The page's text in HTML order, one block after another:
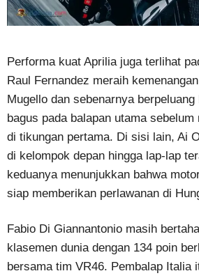
Performa kuat Aprilia juga terlihat
Raul Fernandez meraih
Mugello dan sebenarnya berpeluang
bagus pada balapan utama
di tikungan pertama. Di sisi lain, Ai
di kelompok depan hingga lap-lap
keduanya menunjukkan bahwa
siap memberikan perlawanan di
Fabio Di Giannantonio masih
klasemen dunia dengan 134 poin
bersama tim VR46. Pembalap Italia